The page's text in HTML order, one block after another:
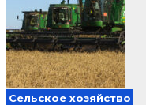
Сельское хозяйство